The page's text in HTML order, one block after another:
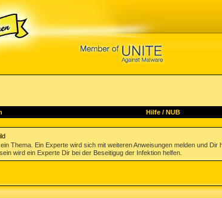
Hilfe/ NUB
Thema. Ein Experte wird sich mit weiteren Anweisungen melden und
wird ein Experte Dir bei der Beseitigug der Infektion helfen.